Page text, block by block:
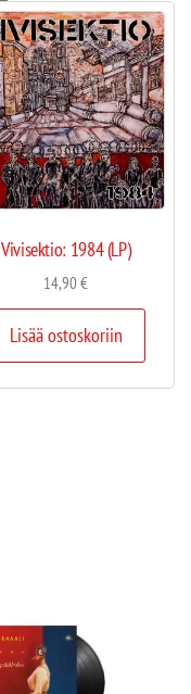
Vivisektio: 1984 (LP)
14,90€
Lisää ostoskoriin